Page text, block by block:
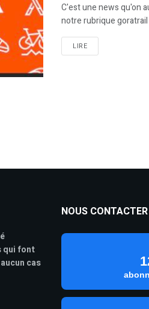
C'est une news qu'on
notre rubrique
LIRE
qui font
cas
NOUS CONTACTER